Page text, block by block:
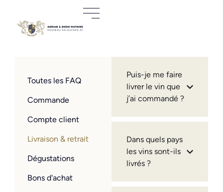
Toutes les FAQ
Commande
Compte client
Livraison & retrait
Dégustations
Bons d'achat
Puis-je me faire
livrer le vin que
j’ai commandé ?
Dans quels pays
les vins sont-ils
livrés ?